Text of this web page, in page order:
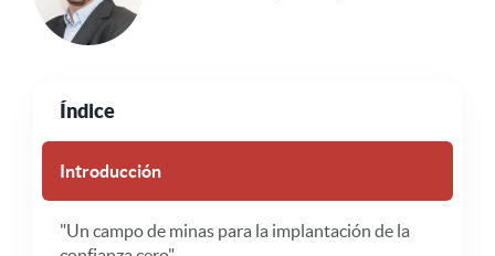
Índice
Introducción
"Un campo de minas para la implantación de la